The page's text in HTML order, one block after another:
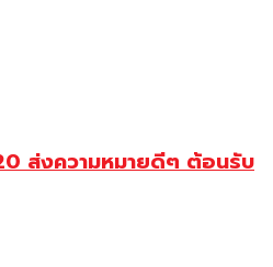
ส่งความหมายดีๆ ต้อนรับ